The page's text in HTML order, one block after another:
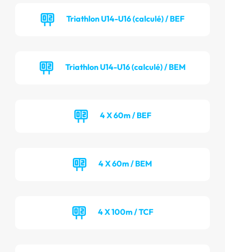
Triathlon U14-U16 (calculé) / BEF
Triathlon U14-U16 (calculé) / BEM
4 X 60m / BEF
4 X 60m / BEM
4 X 100m / TCF